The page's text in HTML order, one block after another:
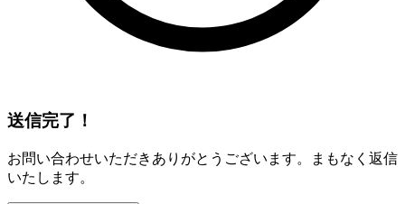
送信完了！
お問い合わせいただきありがとうございます。まもなく返信
いたします。